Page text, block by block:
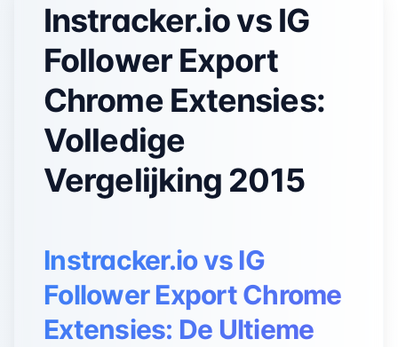
Instracker.io vs IG
Follower Export
Chrome Extensies:
Volledige
Vergelijking 2015
Instracker.io vs IG
Follower Export Chrome
Extensies: De Ultieme